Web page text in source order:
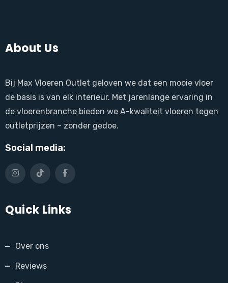
About Us
Bij Max Vloeren Outlet geloven we dat een mooie vloer
de basis is van elk interieur. Met jarenlange ervaring in
de vloerenbranche bieden we A-kwaliteit vloeren tegen
outletprijzen – zonder gedoe.
Social media:
Quick Links
Over ons
Reviews